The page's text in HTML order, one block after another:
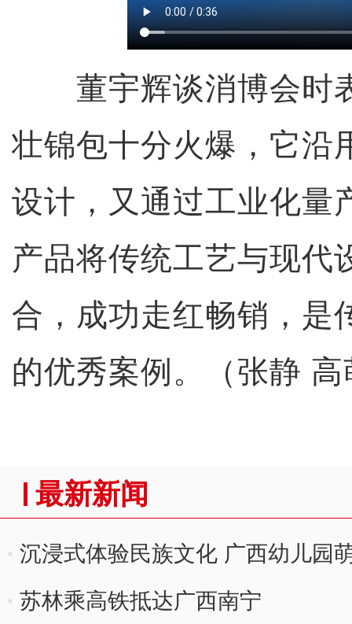
董宇辉谈消博会时
壮锦包十分火爆，它沿
设计，又通过工业化量
产品将传统工艺与现代
合，成功走红畅销，是
的优秀案例。（张静 高
最新新闻
沉浸式体验民族文化 广西幼儿园
苏林乘高铁抵达广西南宁